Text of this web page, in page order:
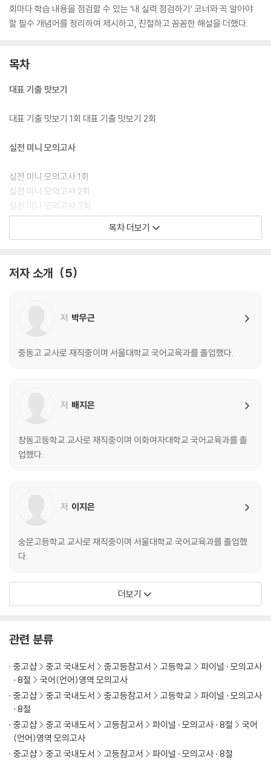
회마다 학습 내용을 점검할 수 있는 ‘내 실력 점검하기’ 코너와 꼭 알아야
할 필수 개념어를 정리하여 제시하고, 친절하고 꼼꼼한 해설을 더했다.
목차
대표 기출 맛보기
대표 기출 맛보기 1회 대표 기출 맛보기 2회
실전 미니 모의고사
실전 미니 모의고사 1회
실전 미니 모의고사 2회
실전 미니 모의고사 3회
실전 미니 모의고사 4회
실전 미니 모의고사 8회
실전 미니 모의고사 11회
실전 미니 모의고사 12회
실전 미니 모의고사 13회
목차 더보기
저자 소개 5
저 박무근
중동고 교사로 재직중이며 서울대학교 국어교육과를 졸업했다.
저 배지은
창동고등학교 교사로 재직중이며 이화여자대학교 국어교육과를 졸
업했다.
저 이지은
숭문고등학교 교사로 재직중이며 서울대학교 국어교육과를 졸업했
다.
더보기
관련 분류
중고샵 중고 국내도서 중고등참고서 고등학교
파이널 · 모의고사
· 8절
국어(언어)영역 모의고사
중고샵
중고 국내도서 중고등참고서 고등학교
파이널 · 모의고사
· 8절
중고샵
중고 국내도서 고등참고서 파이널 · 모의고사 · 8절
국어
(언어)영역 모의고사
중고샵
중고 국내도서 고등참고서 파이널 · 모의고사 · 8절